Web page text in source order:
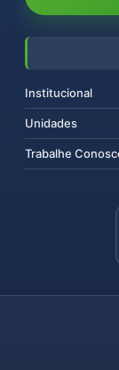
Institucional
Unidades
Trabalhe